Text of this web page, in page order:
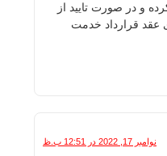
و در صورت تایید از
عقد قرارداد خدمت
نوامبر 17, 2022 در 12:51 ب.ظ